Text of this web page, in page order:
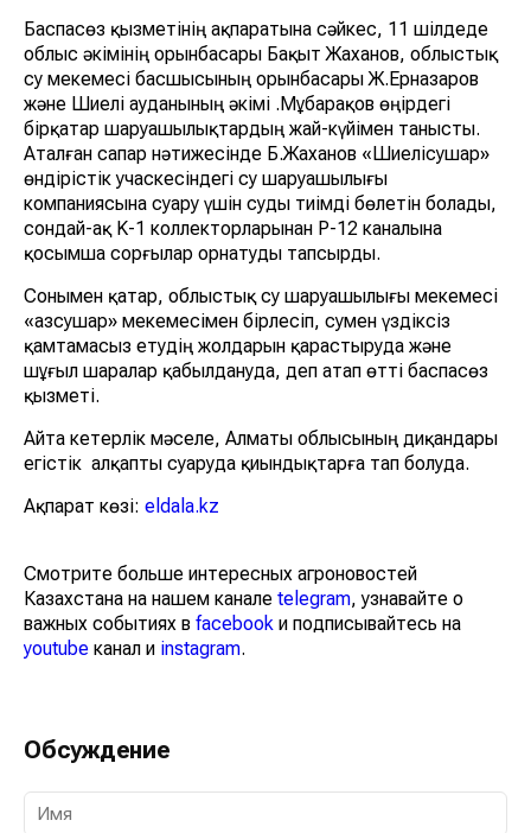
Баспасөз қызметінің ақпаратына сәйкес, 11 шілдеде
облыс әкімінің орынбасары Бақыт Жаханов, облыстық
су мекемесі басшысының орынбасары Ж.Ерназаров
және Шиелі ауданының әкімі Қ.Мұбарақов өңірдегі
бірқатар шаруашылықтардың жай-күйімен танысты.
Аталған сапар нәтижесінде Б.Жаханов «Шиелісушар»
өндірістік учаскесіндегі су шаруашылығы
компаниясына суару үшін суды тиімді бөлетін болады,
сондай-ақ K-1 коллекторларынан Р-12 каналына
қосымша сорғылар орнатуды тапсырды.
Сонымен қатар, облыстық су шаруашылығы мекемесі
«Қазсушар» мекемесімен бірлесіп, сумен үздіксіз
қамтамасыз етудің жолдарын қарастыруда және
шұғыл шаралар қабылдануда, деп атап өтті баспасөз
қызметі.
Айта кетерлік мәселе, Алматы облысының диқандары
егістік алқапты суаруда қиындықтарға тап болуда.
Ақпарат көзі: eldala.kz
Смотрите больше интересных агроновостей
Казахстана на нашем канале telegram, узнавайте о
важных событиях в facebook и подписывайтесь на
youtube канал и instagram.
Обсуждение